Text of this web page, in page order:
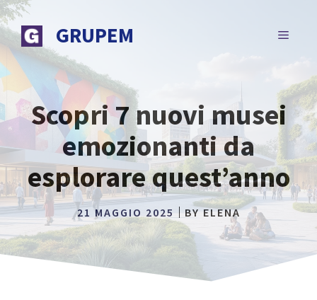
Vai
al
contenuto
GRUPEM MENU
Scopri 7 nuovi musei
emozionanti da
esplorare quest’anno
21 MAGGIO 2025 BYELENA